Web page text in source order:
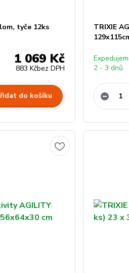
tyče 12ks
1 069 Kč
883 Kčbez DPH
do košíku
TRIXIE
2 - 3 dnů